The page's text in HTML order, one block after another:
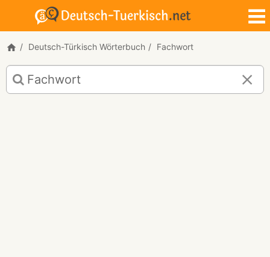
Deutsch-Türkisch Wörterbuch Fachwort
Deutsch-
Türkisch
Übersetzung